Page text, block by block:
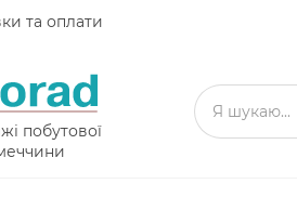
та оплати
побутової